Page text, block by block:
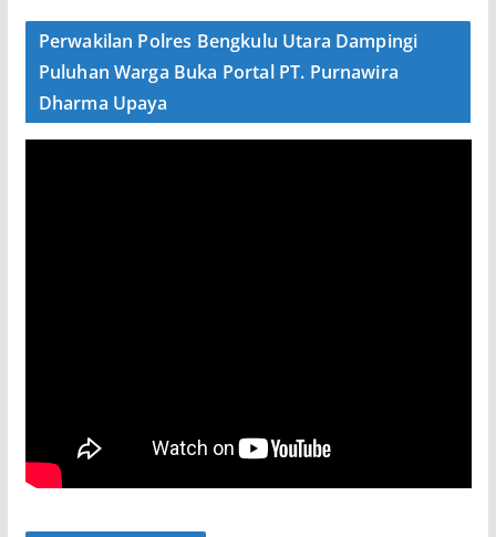
Perwakilan Polres Bengkulu Utara Dampingi
Puluhan Warga Buka Portal PT. Purnawira
Dharma Upaya